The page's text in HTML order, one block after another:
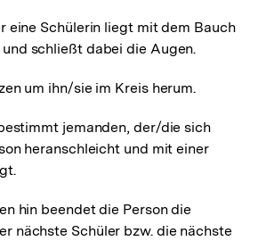
eine Schülerin liegt mit dem Bauch
schließt dabei die Augen.
um ihn/sie im Kreis herum.
jemanden, der/die sich
heranschleicht und mit einer
hin beendet die Person die
nächste Schüler bzw. die nächste